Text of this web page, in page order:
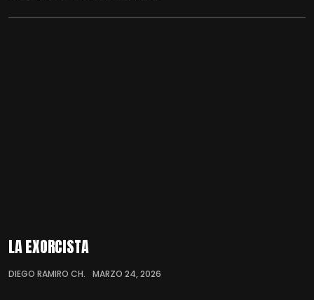
LA EXORCISTA
DIEGO RAMIRO CH. MARZO 24, 2026